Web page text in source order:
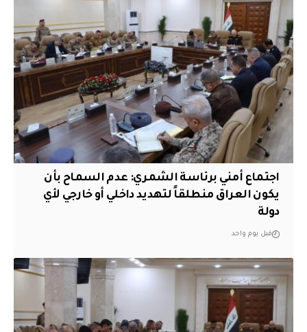
اجتماع أمني برئاسة الشمري: عدم السماح بأن
يكون العراق منطلقاً لتهديد داخلي أو خارجي لأي
دولة
قبل يوم واحد